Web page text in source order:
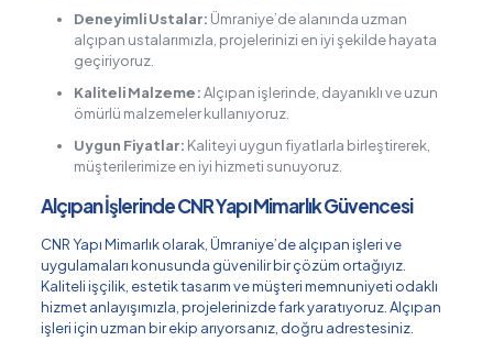
Deneyimli Ustalar: Ümraniye’de alanında uzman
alçıpan ustalarımızla, projelerinizi en iyi şekilde hayata
geçiriyoruz.
Kaliteli Malzeme:Alçıpan işlerinde, dayanıklı ve uzun
ömürlü malzemeler kullanıyoruz.
Uygun Fiyatlar: Kaliteyi uygun fiyatlarla birleştirerek,
müşterilerimize en iyi hizmeti sunuyoruz.
Alçıpan İşlerinde CNR Yapı Mimarlık Güvencesi
CNR Yapı Mimarlık olarak, Ümraniye’de alçıpan işleri ve
uygulamaları konusunda güvenilir bir çözüm ortağıyız.
Kaliteli işçilik, estetik tasarım ve müşteri memnuniyeti odaklı
hizmet anlayışımızla, projelerinizde fark yaratıyoruz. Alçıpan
işleri için uzman bir ekip arıyorsanız, doğru adrestesiniz.